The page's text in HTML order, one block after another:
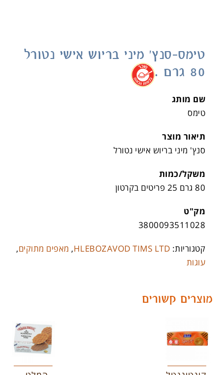
טימס-סנץ' מיני בריוש אישי נטורל
80 גרם .
.
שם מותג
טימס
תיאור מוצר
סנץ' מיני בריוש אישי נטורל
משקל/כמות
80 גרם 25 פריטים בקרטון
מק"ט
3800093511028
קטגוריות: HLEBOZAVOD TIMS LTD
, מאפים מתוקים,
עוגות
מוצרים קשורים